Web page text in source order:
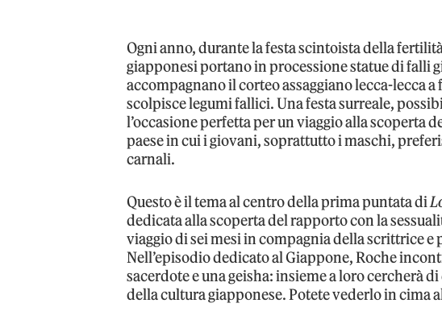
Ogni anno, durante la festa scintoista della
giapponesi portano in processione statue di falli
accompagnano il corteo assaggiano lecca-lecca
scolpisce legumi fallici. Una festa surreale,
l’occasione perfetta per un viaggio alla scoperta
paese in cui i giovani, soprattutto i maschi,
carnali.
Questo è il tema al centro della prima puntata di
dedicata alla scoperta del rapporto con la
viaggio di sei mesi in compagnia della scrittrice
Nell’episodio dedicato al Giappone, Roche
sacerdote e una geisha: insieme a loro cercherà
della cultura giapponese. Potete vederlo in cima